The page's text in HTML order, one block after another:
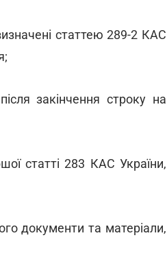
статтею 289-2 КАС
закінчення строку на
статті 283 КАС України,
документи та матеріали,